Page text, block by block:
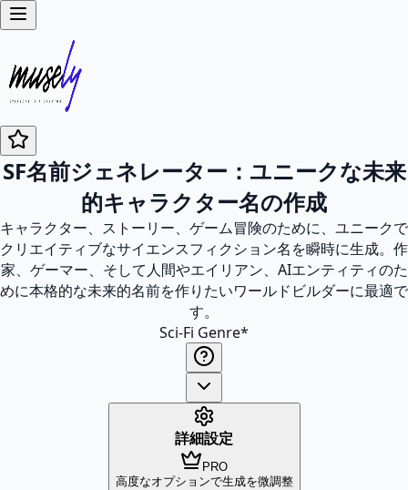
SF名前ジェネレーター：ユニークな未来
的キャラクター名の作成
キャラクター、ストーリー、ゲーム冒険のために、ユニークで
クリエイティブなサイエンスフィクション名を瞬時に生成。作
家、ゲーマー、そして人間やエイリアン、AIエンティティのた
めに本格的な未来的名前を作りたいワールドビルダーに最適で
す。
Sci-Fi Genre*
詳細設定
PRO
高度なオプションで生成を微調整